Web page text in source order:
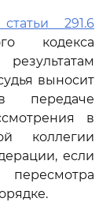
291.6
кодекса
выносит
передаче
в
коллегии
если